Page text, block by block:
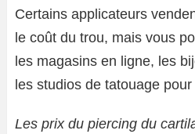
Certains applicateurs
le coût du trou, mais vous
les magasins en ligne, les
les studios de tatouage
Les prix du piercing du